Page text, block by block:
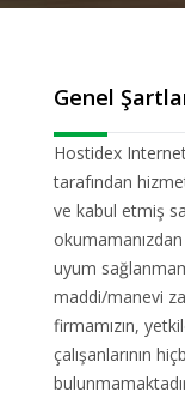
Genel
Hostidex
tarafından
ve kabul etmiş
uyum
maddi/manevi
firmamızın,
çalışanlarının